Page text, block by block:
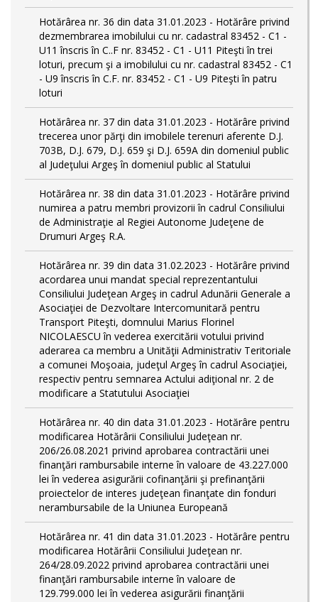
Hotărârea nr. 36 din data 31.01.2023 - Hotărâre privind
dezmembrarea imobilului cu nr. cadastral 83452 - C1 -
U11 înscris în C..F nr. 83452 - C1 - U11 Piteşti în trei
loturi, precum şi a imobilului cu nr. cadastral 83452 - C1
- U9 înscris în C.F. nr. 83452 - C1 - U9 Piteşti în patru
loturi
Hotărârea nr. 37 din data 31.01.2023 - Hotărâre privind
trecerea unor părţi din imobilele terenuri aferente D.J.
703B, D.J. 679, D.J. 659 şi D.J. 659A din domeniul public
al Judeţului Argeş în domeniul public al Statului
Hotărârea nr. 38 din data 31.01.2023 - Hotărâre privind
numirea a patru membri provizorii în cadrul Consiliului
de Administraţie al Regiei Autonome Judeţene de
Drumuri Argeş R.A.
Hotărârea nr. 39 din data 31.02.2023 - Hotărâre privind
acordarea unui mandat special reprezentantului
Consiliului Judeţean Argeş in cadrul Adunării Generale a
Asociaţiei de Dezvoltare Intercomunitară pentru
Transport Piteşti, domnului Marius Florinel
NICOLAESCU în vederea exercitării votului privind
aderarea ca membru a Unităţii Administrativ Teritoriale
a comunei Moşoaia, judeţul Argeş în cadrul Asociaţiei,
respectiv pentru semnarea Actului adiţional nr. 2 de
modificare a Statutului Asociaţiei
Hotărârea nr. 40 din data 31.01.2023 - Hotărâre pentru
modificarea Hotărârii Consiliului Judeţean nr.
206/26.08.2021 privind aprobarea contractării unei
finanţări rambursabile interne în valoare de 43.227.000
lei în vederea asigurării cofinanţării şi prefinanţării
proiectelor de interes judeţean finanţate din fonduri
nerambursabile de la Uniunea Europeană
Hotărârea nr. 41 din data 31.01.2023 - Hotărâre pentru
modificarea Hotărârii Consiliului Judeţean nr.
264/28.09.2022 privind aprobarea contractării unei
finanţări rambursabile interne în valoare de
129.799.000 lei în vederea asigurării finanţării